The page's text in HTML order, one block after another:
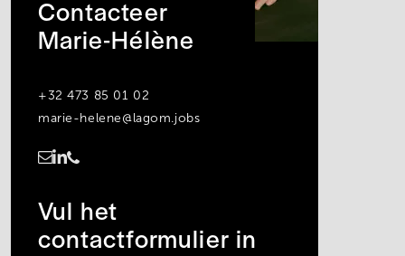
Contacteer
Marie-Hélène
+32 473 85 01 02
marie-helene@lagom.jobs
Vul het
contactformulier in